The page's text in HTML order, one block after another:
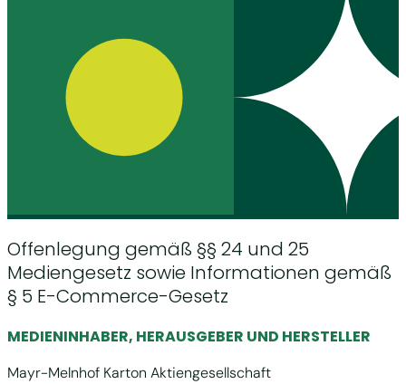
Offenlegung gemäß §§ 24 und 25
Mediengesetz sowie Informationen gemäß
§ 5 E-Commerce-Gesetz
MEDIENINHABER, HERAUSGEBER UND HERSTELLER
Mayr-Melnhof Karton Aktiengesellschaft